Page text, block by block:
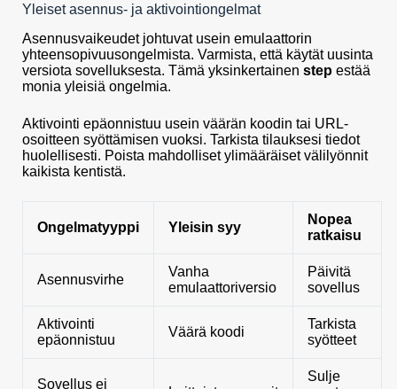
Yleiset asennus- ja aktivointiongelmat
Asennusvaikeudet johtuvat usein emulaattorin
yhteensopivuusongelmista. Varmista, että käytät uusinta
versiota sovelluksesta. Tämä yksinkertainen step estää
monia yleisiä ongelmia.
Aktivointi epäonnistuu usein väärän koodin tai URL-
osoitteen syöttämisen vuoksi. Tarkista tilauksesi tiedot
huolellisesti. Poista mahdolliset ylimääräiset välilyönnit
kaikista kentistä.
Ongelmatyyppi Yleisin syy
Nopea
ratkaisu
Asennusvirhe
Vanha
emulaattoriversio
Päivitä
sovellus
Aktivointi
epäonnistuu
Väärä koodi
Tarkista
syötteet
Sovellus ei
Sulje